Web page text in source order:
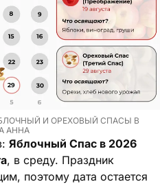
И ОРЕХОВЫЙ СПАСЫ В
АННА
Яблочный Спас в 2026
, в среду. Праздник
поэтому дата остается